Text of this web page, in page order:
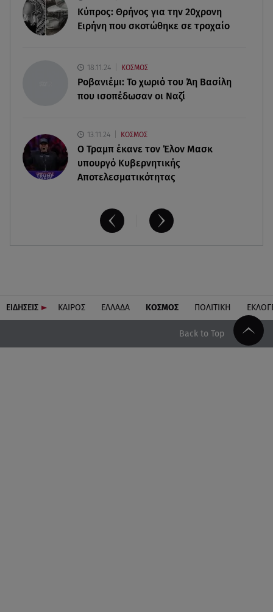
07.08.26 , 21:50
Κύπρος: Θρήνος για την 20χρονη
Ειρήνη που σκοτώθηκε σε τροχαίο
18.11.24 ΚΟΣΜΟΣ
Ροβανιέμι: Το χωριό του Άη Βασίλη
που ισοπέδωσαν οι Ναζί
13.11.24 ΚΟΣΜΟΣ
O Τραμπ έκανε τον Έλον Μασκ
υπουργό Κυβερνητικής
Αποτελεσματικότητας
ΕΙΔΗΣΕΙΣ ΚΑΙΡΟΣ ΕΛΛΑΔΑ ΚΟΣΜΟΣ ΠΟΛΙΤΙΚΗ
Back to Top